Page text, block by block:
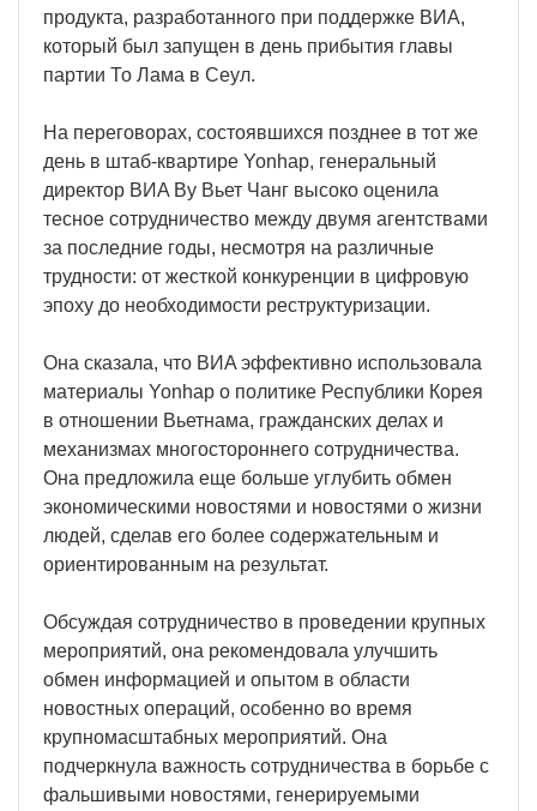
продукта, разработанного при поддержке ВИA,
который был запущен в день прибытия главы
партии То Лама в Сеул.
На переговорах, состоявшихся позднее в тот же
день в штаб-квартире Yonhap, генеральный
директор ВИA Ву Вьет Чанг высоко оценила
тесное сотрудничество между двумя агентствами
за последние годы, несмотря на различные
трудности: от жесткой конкуренции в цифровую
эпоху до необходимости реструктуризации.
Она сказала, что ВИA эффективно использовала
материалы Yonhap о политике Республики Корея
в отношении Вьетнама, гражданских делах и
механизмах многостороннего сотрудничества.
Она предложила еще больше углубить обмен
экономическими новостями и новостями о жизни
людей, сделав его более содержательным и
ориентированным на результат.
Обсуждая сотрудничество в проведении крупных
мероприятий, она рекомендовала улучшить
обмен информацией и опытом в области
новостных операций, особенно во время
крупномасштабных мероприятий. Она
подчеркнула важность сотрудничества в борьбе с
фальшивыми новостями, генерируемыми